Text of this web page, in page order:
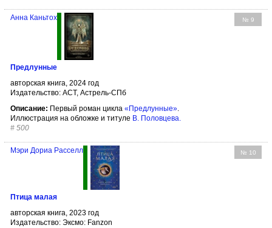
№ 9
Анна Каньтох
Предлунные
авторская книга, 2024 год
Издательство: АСТ, Астрель-СПб
Описание: Первый роман цикла «Предлунные»
Иллюстрация на обложке и титуле В. Половцева
# 500
№ 10
Мэри Дориа Расселл
Птица малая
авторская книга, 2023 год
Издательство: Эксмо: Fanzon